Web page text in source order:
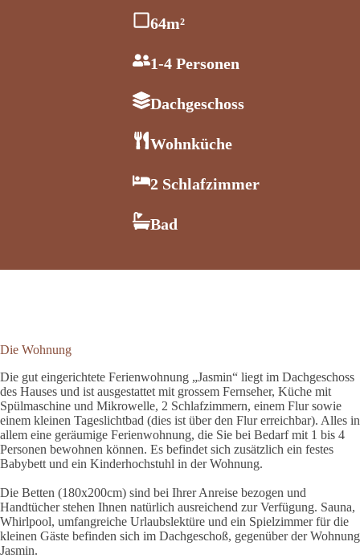
64m²
1-4 Personen
Dachgeschoss
Wohnküche
2 Schlafzimmer
Bad
Die Wohnung
Die gut eingerichtete Ferienwohnung „Jasmin“ liegt im Dachgeschoss
des Hauses und ist ausgestattet mit grossem Fernseher, Küche mit
Spülmaschine und Mikrowelle, 2 Schlafzimmern, einem Flur sowie
einem kleinen Tageslichtbad (dies ist über den Flur erreichbar). Alles in
allem eine geräumige Ferienwohnung, die Sie bei Bedarf mit 1 bis 4
Personen bewohnen können. Es befindet sich zusätzlich ein festes
Babybett und ein Kinderhochstuhl in der Wohnung.
Die Betten (180x200cm) sind bei Ihrer Anreise bezogen und
Handtücher stehen Ihnen natürlich ausreichend zur Verfügung. Sauna,
Whirlpool, umfangreiche Urlaubslektüre und ein Spielzimmer für die
kleinen Gäste befinden sich im Dachgeschoß, gegenüber der Wohnung
Jasmin.